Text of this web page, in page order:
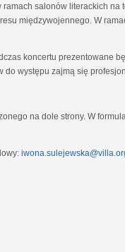
salonów literackich na
międzywojennego. W
koncertu prezentowane
do występu zajmą się
na dole strony. W